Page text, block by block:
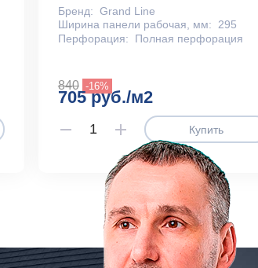
Бренд: Grand Line
Ширина панели рабочая, мм: 295
Перфорация:
Полная перфорация
840 -16%
705 руб./м2
Купить